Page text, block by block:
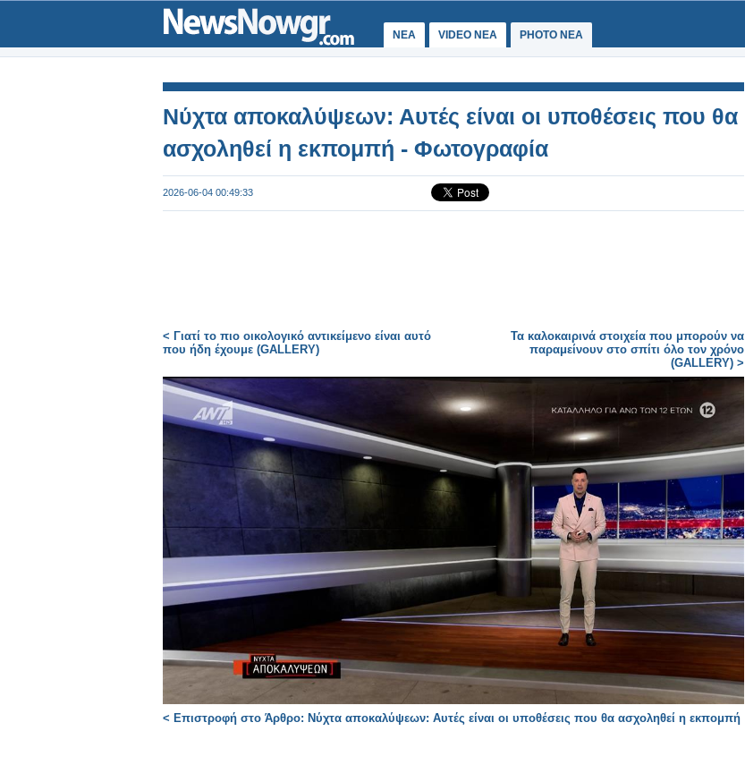
ΝΕΑ VIDEO NEA PHOTO NEA
Νύχτα αποκαλύψεων: Αυτές είναι οι υποθέσεις που θα
ασχοληθεί η εκπομπή - Φωτογραφία
2026-06-04 00:49:33
< Γιατί το πιο οικολογικό αντικείμενο είναι αυτό
που ήδη έχουμε (GALLERY)
Τα καλοκαιρινά στοιχεία που μπορούν να
παραμείνουν στο σπίτι όλο τον χρόνο
(GALLERY) >
< Επιστροφή στο Άρθρο: Νύχτα αποκαλύψεων: Αυτές είναι οι υποθέσεις που θα ασχοληθεί η εκπομπή